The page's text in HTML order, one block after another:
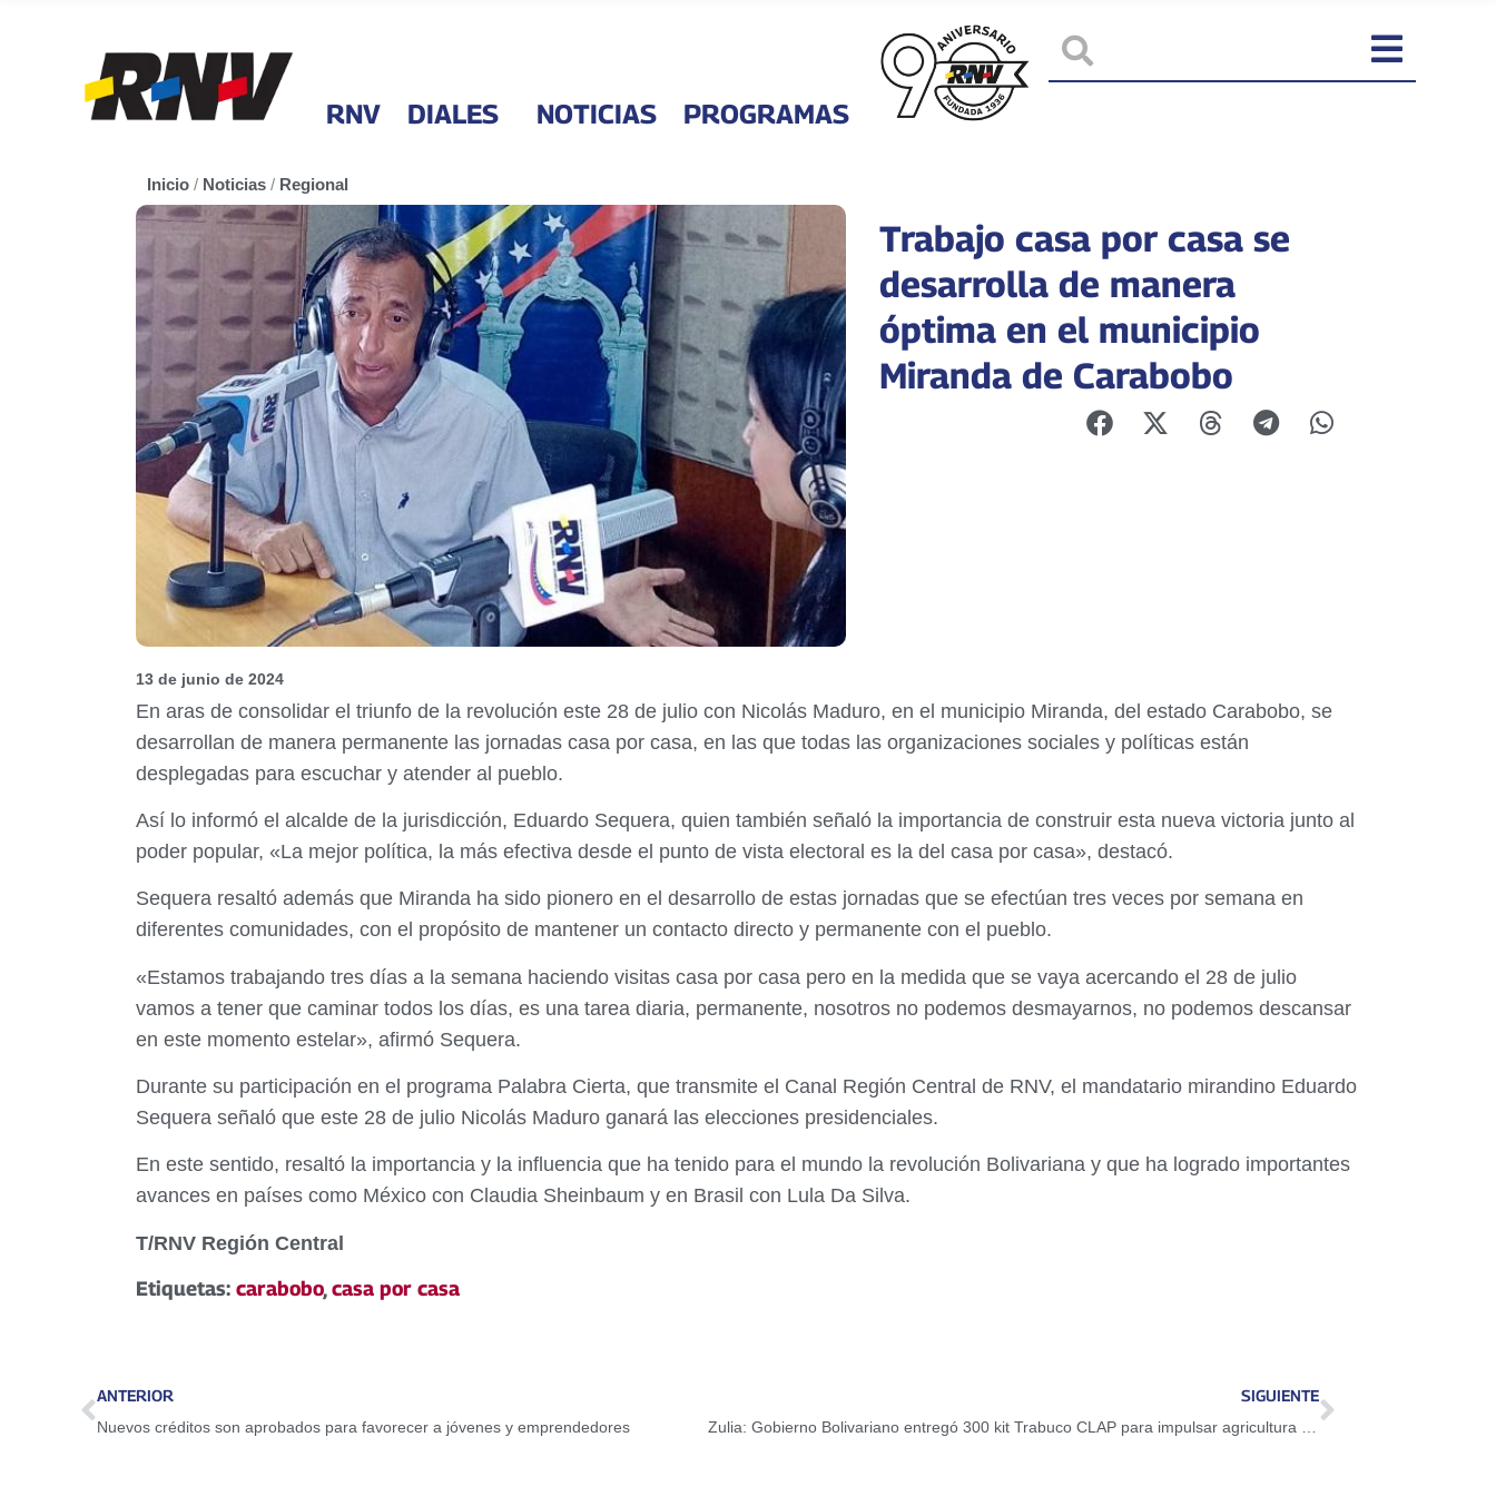
RNV DIALES NOTICIAS PROGRAMAS
Inicio / Noticias / Regional
Trabajo casa por casa se
desarrolla de manera
óptima en el municipio
Miranda de Carabobo
13 de junio de 2024
En aras de consolidar el triunfo de la revolución este 28 de julio con Nicolás Maduro, en el municipio Miranda, del estado Carabobo, se
desarrollan de manera permanente las jornadas casa por casa, en las que todas las organizaciones sociales y políticas están
desplegadas para escuchar y atender al pueblo.
Así lo informó el alcalde de la jurisdicción, Eduardo Sequera, quien también señaló la importancia de construir esta nueva victoria junto al
poder popular, «La mejor política, la más efectiva desde el punto de vista electoral es la del casa por casa», destacó.
Sequera resaltó además que Miranda ha sido pionero en el desarrollo de estas jornadas que se efectúan tres veces por semana en
diferentes comunidades, con el propósito de mantener un contacto directo y permanente con el pueblo.
«Estamos trabajando tres días a la semana haciendo visitas casa por casa pero en la medida que se vaya acercando el 28 de julio
vamos a tener que caminar todos los días, es una tarea diaria, permanente, nosotros no podemos desmayarnos, no podemos descansar
en este momento estelar», afirmó Sequera.
Durante su participación en el programa Palabra Cierta, que transmite el Canal Región Central de RNV, el mandatario mirandino Eduardo
Sequera señaló que este 28 de julio Nicolás Maduro ganará las elecciones presidenciales.
En este sentido, resaltó la importancia y la influencia que ha tenido para el mundo la revolución Bolivariana y que ha logrado importantes
avances en países como México con Claudia Sheinbaum y en Brasil con Lula Da Silva.
T/RNV Región Central
Etiquetas: carabobo,casa por casa
ANTERIOR
Nuevos créditos son aprobados para favorecer a jóvenes y emprendedores
SIGUIENTE
Zulia: Gobierno Bolivariano entregó 300 kit Trabuco CLAP para impulsar agricultura urbana